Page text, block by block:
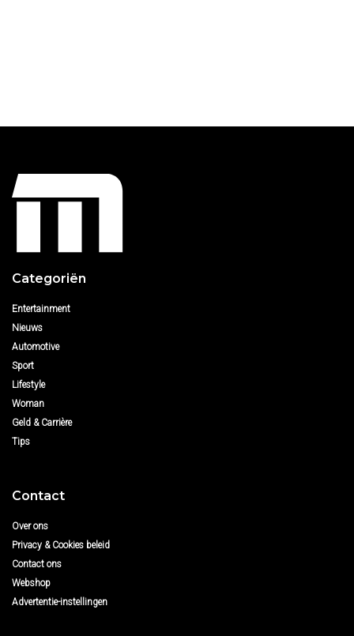
Categoriën
Entertainment
Nieuws
Automotive
Sport
Lifestyle
Woman
Geld & Carrière
Tips
Contact
Over ons
Privacy & Cookies beleid
Contact ons
Webshop
Advertentie-instellingen